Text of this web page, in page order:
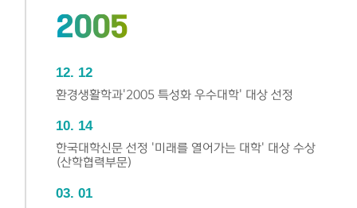
2005
12 12
환경생활학과'2005 특성화 우수대학' 대상 선정
10 14
한국대학신문 선정 '미래를 열어가는 대학' 대상 수상
(산학협력부문)
03 01